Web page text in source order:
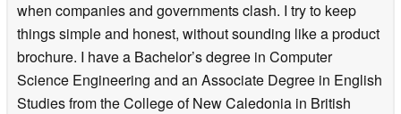
when companies and governments clash. I try to keep
things simple and honest, without sounding like a product
brochure. I have a Bachelor’s degree in Computer
Science Engineering and an Associate Degree in English
Studies from the College of New Caledonia in British